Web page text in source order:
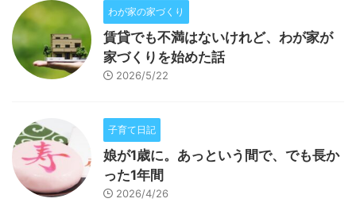
わが家の家づくり
賃貸でも不満はないけれど、わが家が
家づくりを始めた話
2026/5/22
子育て日記
娘が1歳に。あっという間で、でも長か
った1年間
2026/4/26